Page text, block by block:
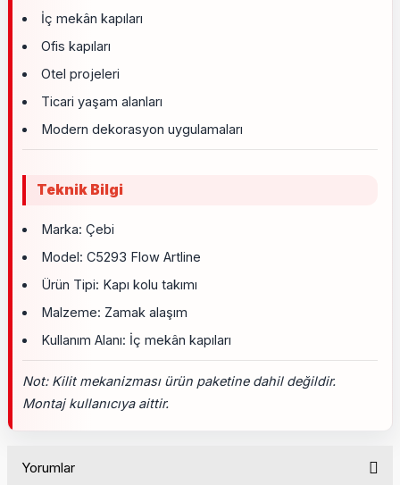
İç mekân kapıları
Ofis kapıları
Otel projeleri
Ticari yaşam alanları
Modern dekorasyon uygulamaları
Teknik Bilgi
Marka: Çebi
Model: C5293 Flow Artline
Ürün Tipi: Kapı kolu takımı
Malzeme: Zamak alaşım
Kullanım Alanı: İç mekân kapıları
Not: Kilit mekanizması ürün paketine dahil değildir.
Montaj kullanıcıya aittir.
Yorumlar